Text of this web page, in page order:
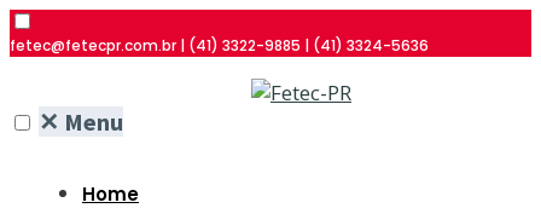
fetec@fetecpr.com.br | (41) 3322-9885 | (41) 3324-5636
✕ Menu
Home